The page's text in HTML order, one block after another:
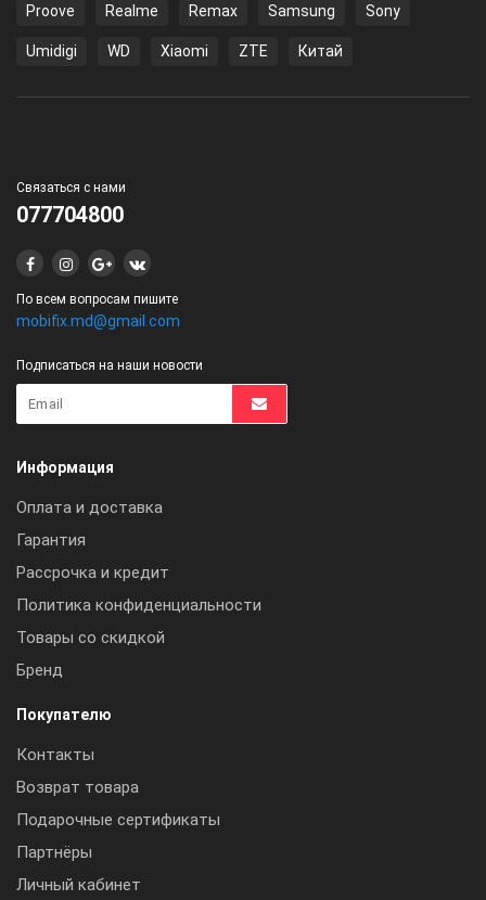
Proove Realme Remax Samsung Sony
Umidigi WD Xiaomi ZTE Китай
Связаться с нами
077704800
По всем вопросам пишите
mobifix.md@gmail.com
Подписаться на наши новости
Информация
Оплата и доставка
Гарантия
Рассрочка и кредит
Политика конфиденциальности
Товары со скидкой
Бренд
Покупателю
Контакты
Возврат товара
Подарочные сертификаты
Партнёры
Личный кабинет